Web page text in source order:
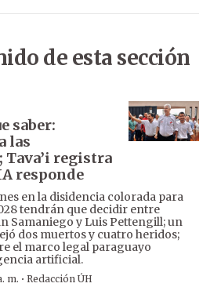
de esta sección
saber:
las
registra
responde
en la disidencia colorada para
tendrán que decidir entre
Samaniego y Luis Pettengill; un
dos muertos y cuatro heridos;
el marco legal paraguayo
artificial.
m. · Redacción ÚH